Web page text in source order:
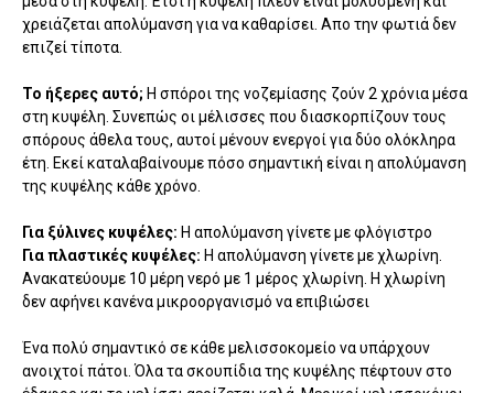
χρειάζεται απολύμανση για να καθαρίσει. Απο την φωτιά δεν
επιζεί τίποτα.
Το ήξερες αυτό; Η σπόροι της νοζεμίασης ζούν 2 χρόνια μέσα
στη κυψέλη. Συνεπώς οι μέλισσες που διασκορπίζουν τους
σπόρους άθελα τους, αυτοί μένουν ενεργοί για δύο ολόκληρα
έτη. Εκεί καταλαβαίνουμε πόσο σημαντική είναι η απολύμανση
της κυψέλης κάθε χρόνο.
Για ξύλινες κυψέλες: Η απολύμανση γίνετε με φλόγιστρο
Για πλαστικές κυψέλες: Η απολύμανση γίνετε με χλωρίνη.
Ανακατεύουμε 10 μέρη νερό με 1 μέρος χλωρίνη. Η χλωρίνη
δεν αφήνει κανένα μικροοργανισμό να επιβιώσει
Ένα πολύ σημαντικό σε κάθε μελισσοκομείο να υπάρχουν
ανοιχτοί πάτοι. Όλα τα σκουπίδια της κυψέλης πέφτουν στο